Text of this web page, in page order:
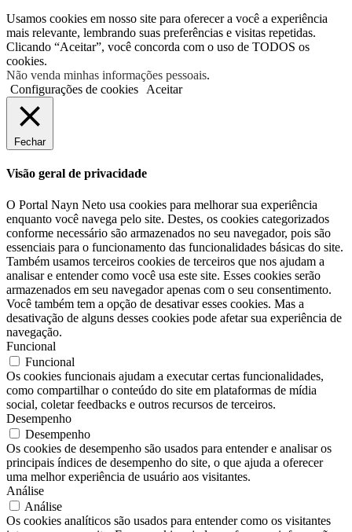
Usamos cookies em nosso site para oferecer a você a experiência
mais relevante, lembrando suas preferências e visitas repetidas.
Clicando “Aceitar”, você concorda com o uso de TODOS os
cookies.
Não venda minhas informações pessoais.
Configurações de cookies
Aceitar
Fechar
Visão geral de privacidade
O Portal Nayn Neto usa cookies para melhorar sua experiência
enquanto você navega pelo site. Destes, os cookies categorizados
conforme necessário são armazenados no seu navegador, pois são
essenciais para o funcionamento das funcionalidades básicas do site.
Também usamos terceiros cookies de terceiros que nos ajudam a
analisar e entender como você usa este site. Esses cookies serão
armazenados em seu navegador apenas com o seu consentimento.
Você também tem a opção de desativar esses cookies. Mas a
desativação de alguns desses cookies pode afetar sua experiência de
navegação.
Funcional
Funcional
Os cookies funcionais ajudam a executar certas funcionalidades,
como compartilhar o conteúdo do site em plataformas de mídia
social, coletar feedbacks e outros recursos de terceiros.
Desempenho
Desempenho
Os cookies de desempenho são usados ​​para entender e analisar os
principais índices de desempenho do site, o que ajuda a oferecer
uma melhor experiência de usuário aos visitantes.
Análise
Análise
Os cookies analíticos são usados ​​para entender como os visitantes